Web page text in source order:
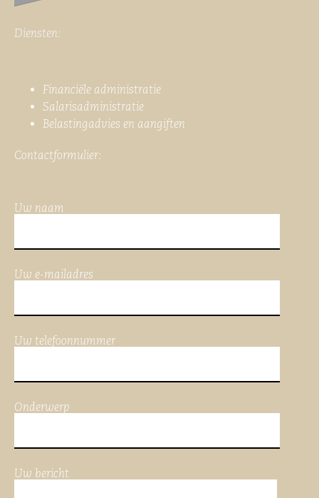
Diensten:
Financiële administratie
Salarisadministratie
Belastingadvies en aangiften
Contactformulier:
Uw naam
Uw e-mailadres
Uw telefoonnummer
Onderwerp
Uw bericht